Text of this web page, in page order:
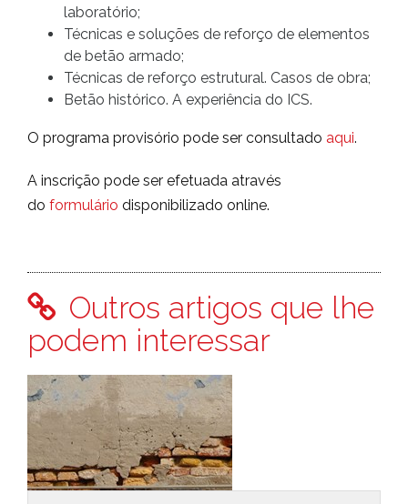
laboratório;
Técnicas e soluções de reforço de elementos
de betão armado;
Técnicas de reforço estrutural. Casos de obra;
Betão histórico. A experiência do ICS.
O programa provisório pode ser consultado aqui.
A inscrição pode ser efetuada através
do formulário disponibilizado online.
Outros artigos que lhe
podem interessar